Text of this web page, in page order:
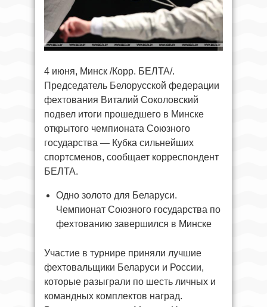
4 июня, Минск /Корр. БЕЛТА/.
Председатель Белорусской федерации
фехтования Виталий Соколовский
подвел итоги прошедшего в Минске
открытого чемпионата Союзного
государства — Кубка сильнейших
спортсменов, сообщает корреспондент
БЕЛТА.
Одно золото для Беларуси.
Чемпионат Союзного государства по
фехтованию завершился в Минске
Участие в турнире приняли лучшие
фехтовальщики Беларуси и России,
которые разыграли по шесть личных и
командных комплектов наград.